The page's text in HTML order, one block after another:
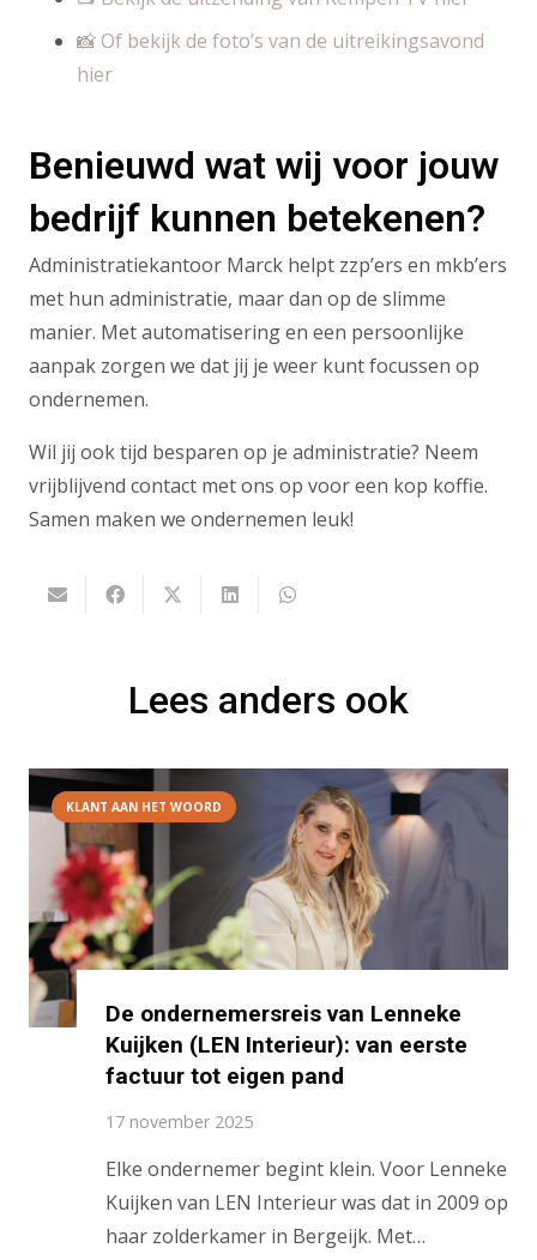
📸 Of bekijk de foto’s van de uitreikingsavond
hier
Benieuwd wat wij voor jouw
bedrijf kunnen betekenen?
Administratiekantoor Marck helpt zzp’ers en mkb’ers
met hun administratie, maar dan op de slimme
manier. Met automatisering en een persoonlijke
aanpak zorgen we dat jij je weer kunt focussen op
ondernemen.
Wil jij ook tijd besparen op je administratie? Neem
vrijblijvend contact met ons op voor een kop koffie.
Samen maken we ondernemen leuk!
Lees anders ook
KLANT AAN HET WOORD
De ondernemersreis van Lenneke
Kuijken (LEN Interieur): van eerste
factuur tot eigen pand
17 november 2025
Elke ondernemer begint klein. Voor Lenneke
Kuijken van LEN Interieur was dat in 2009 op
haar zolderkamer in Bergeijk. Met…